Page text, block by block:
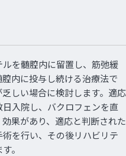
を髄腔内に留置し、筋弛緩
内に投与し続ける治療法で
しい場合に検討します。適応
入院し、バクロフェンを直
果があり、適応と判断された
を行い、その後リハビリテ
。